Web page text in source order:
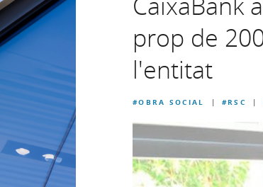
prop de
l'entitat
#OBRA SOCIAL #RSC